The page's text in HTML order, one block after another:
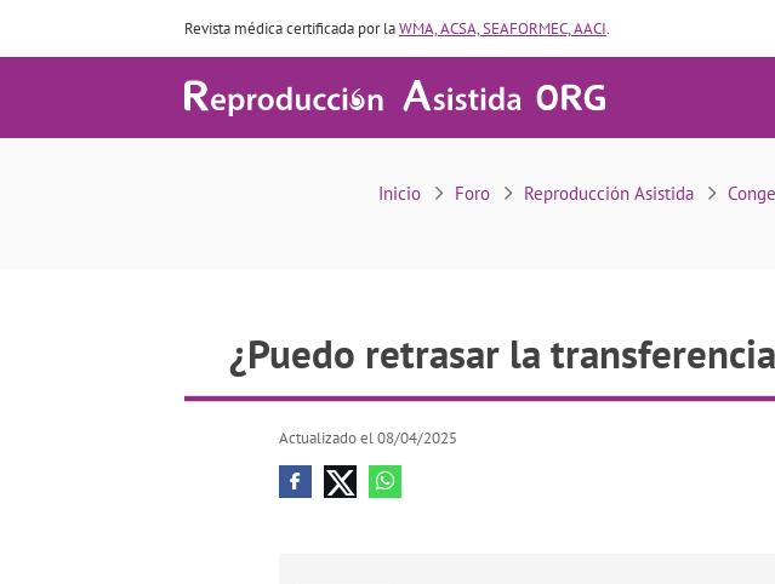
Revista médica certificada por laWMA, ACSA, SEAFORMEC, AACI.
¿Puedo retrasar la transferencia embrionaria en la
Inicio Foro Reproducción Asistida
¿Puedo retrasar la
Actualizado el 08/04/2025